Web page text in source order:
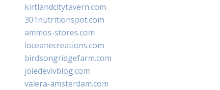
kirtlandcitytavern.com
301nutritionspot.com
ammos-stores.com
loceanecreations.com
birdsongridgefarm.com
joiedevivblog.com
valera-amsterdam.com